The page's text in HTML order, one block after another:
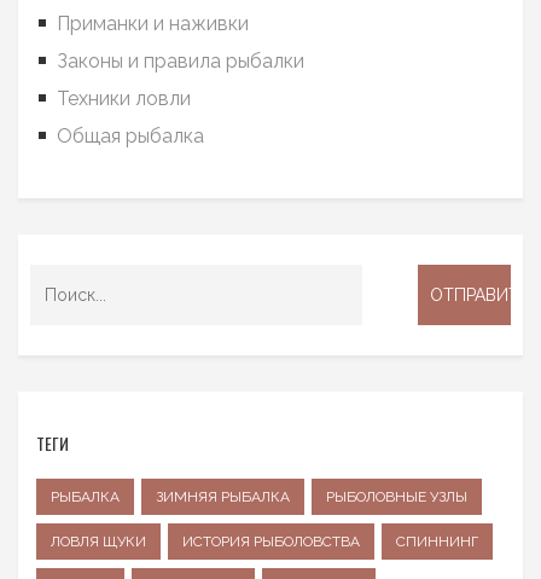
Приманки и наживки
Законы и правила рыбалки
Техники ловли
Общая рыбалка
ТЕГИ
РЫБАЛКА ЗИМНЯЯ РЫБАЛКА РЫБОЛОВНЫЕ УЗЛЫ
ЛОВЛЯ ЩУКИ ИСТОРИЯ РЫБОЛОВСТВА СПИННИНГ